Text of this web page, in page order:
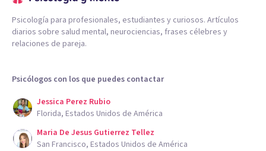
Psicología para profesionales, estudiantes y curiosos. Artículos
diarios sobre salud mental, neurociencias, frases célebres y
relaciones de pareja.
Psicólogos con los que puedes contactar
Jessica Perez Rubio
Florida, Estados Unidos de América
Maria De Jesus Gutierrez Tellez
San Francisco, Estados Unidos de América